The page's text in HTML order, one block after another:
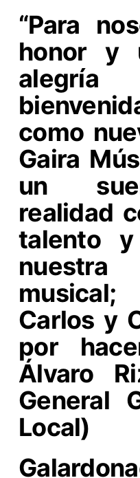
“Para
honor y
como
Gaira
un
realidad
talento
Carlos y
por
Álvaro
General
Local)